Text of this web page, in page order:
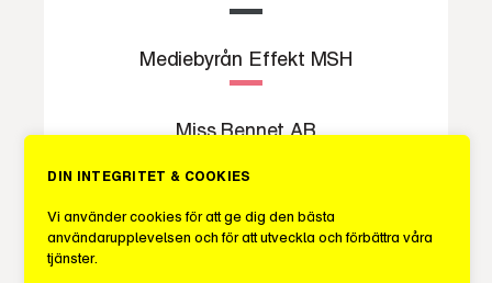
DIN INTEGRITET & COOKIES
Vi använder cookies för att ge dig den bästa
användarupplevelsen och för att utveckla och förbättra våra
tjänster.
Mediebyrån Effekt MSH
Miss Bennet AB